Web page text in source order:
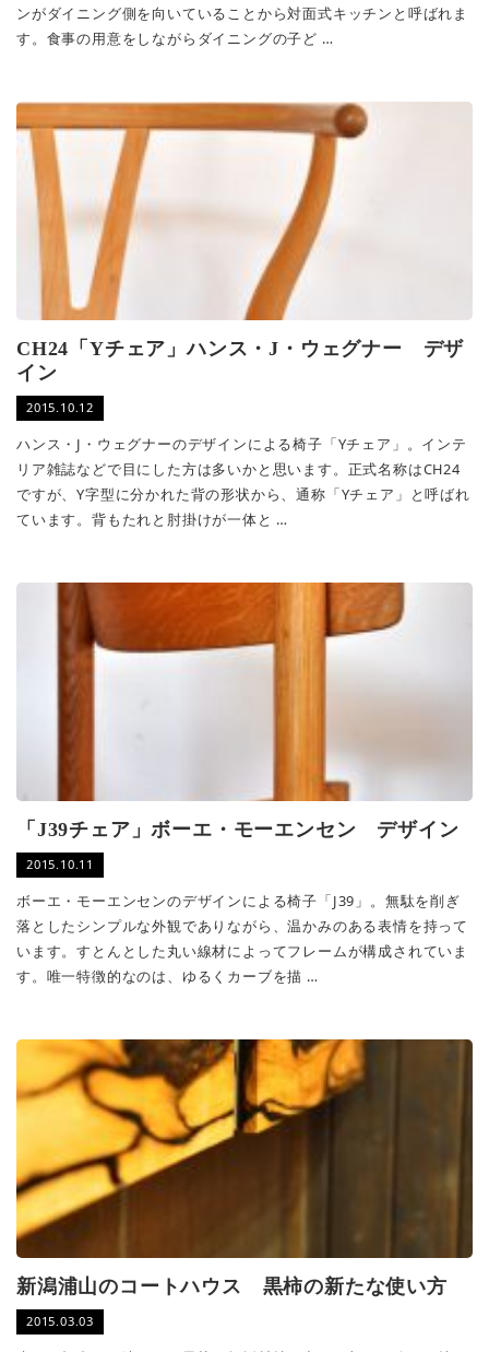
ンがダイニング側を向いていることから対面式キッチンと呼ばれま
す。食事の用意をしながらダイニングの子ど …
CH24「Yチェア」ハンス・J・ウェグナー デザ
イン
2015.10.12
ハンス・J・ウェグナーのデザインによる椅子「Yチェア」。インテ
リア雑誌などで目にした方は多いかと思います。正式名称はCH24
ですが、Y字型に分かれた背の形状から、通称「Yチェア」と呼ばれ
ています。背もたれと肘掛けが一体と …
「J39チェア」ボーエ・モーエンセン デザイン
2015.10.11
ボーエ・モーエンセンのデザインによる椅子「J39」。無駄を削ぎ
落としたシンプルな外観でありながら、温かみのある表情を持って
います。すとんとした丸い線材によってフレームが構成されていま
す。唯一特徴的なのは、ゆるくカーブを描 …
新潟浦山のコートハウス 黒柿の新たな使い方
2015.03.03